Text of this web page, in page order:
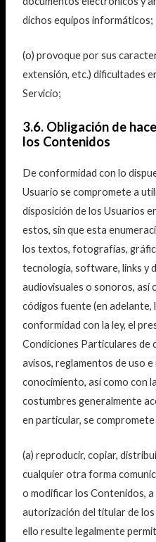
dichos equipos informáticos;
(o) provoque por sus
extensión, etc.) dificultades
Servicio;
3.6. Obligación de
los Contenidos
De conformidad con lo
Usuario se compromete a
disposición de los Usuarios
estos, sin que esta
los textos, fotografías,
tecnología, software, links y
audiovisuales o sonoros, así
códigos fuente (en adelante,
conformidad con la ley, el
Condiciones Particulares de
avisos, reglamentos de uso
conocimiento, así como con
costumbres generalmente
en particular, se
(a) reproducir, copiar,
cualquier otra forma
o modificar los Contenidos,
autorización del titular de
ello resulte legalmente